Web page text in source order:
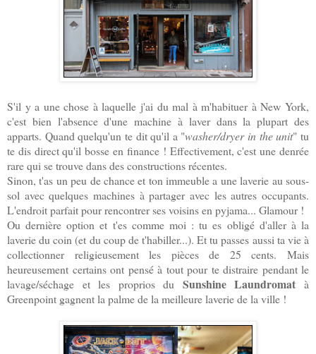
S'il y a une chose à laquelle j'ai du mal à m'habituer à New York,
c'est bien l'absence d'une machine à laver dans la plupart des
apparts. Quand quelqu'un te dit qu'il a "washer/dryer in the unit" tu
te dis direct qu'il bosse en finance ! Effectivement, c'est une denrée
rare qui se trouve dans des constructions récentes.
Sinon, t'as un peu de chance et ton immeuble a une laverie au sous-
sol avec quelques machines à partager avec les autres occupants.
L'endroit parfait pour rencontrer ses voisins en pyjama... Glamour !
Ou dernière option et t'es comme moi : tu es obligé d'aller à la
laverie du coin (et du coup de t'habiller...). Et tu passes aussi ta vie à
collectionner religieusement les pièces de 25 cents. Mais
heureusement certains ont pensé à tout pour te distraire pendant le
lavage/séchage et les proprios du Sunshine Laundromat à
Greenpoint gagnent la palme de la meilleure laverie de la ville !